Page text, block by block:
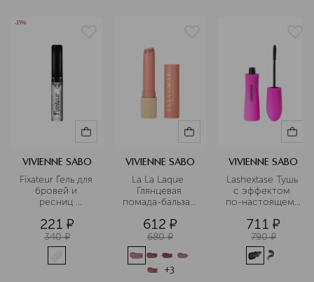
-35%
VIVIENNE SABO
Fixateur Гель для
бровей и
ресниц
фиксирующий
221 ¤
340 ¤
VIVIENNE SABO
La La Laque
Глянцевая
помада-бальзам
612 ¤
680 ¤
+3
VIVIENNE SABO
Lashextase Тушь
с эффектом
по-настоящему
объема
711 ¤
790 ¤